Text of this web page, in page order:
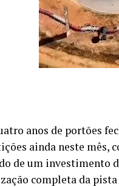
anos de portões
ainda neste mês,
de um investimento
completa da